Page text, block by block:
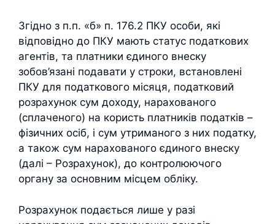
Згідно з п.п. «б» п. 176.2 ПКУ особи, які
відповідно до ПКУ мають статус податкових
агентів, та платники єдиного внеску
зобов’язані подавати у строки, встановлені
ПКУ для податкового місяця, податковий
розрахунок сум доходу, нарахованого
(сплаченого) на користь платників податків –
фізичних осіб, і сум утриманого з них податку,
а також сум нарахованого єдиного внеску
(далі – Розрахунок), до контролюючого
органу за основним місцем обліку.
Розрахунок подається лише у разі